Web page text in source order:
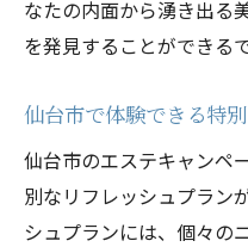
なたの内面から湧き出る
を発見することができる
仙台市で体験できる特
仙台市のエステキャンペ
別なリフレッシュプラン
シュプランには、個々の